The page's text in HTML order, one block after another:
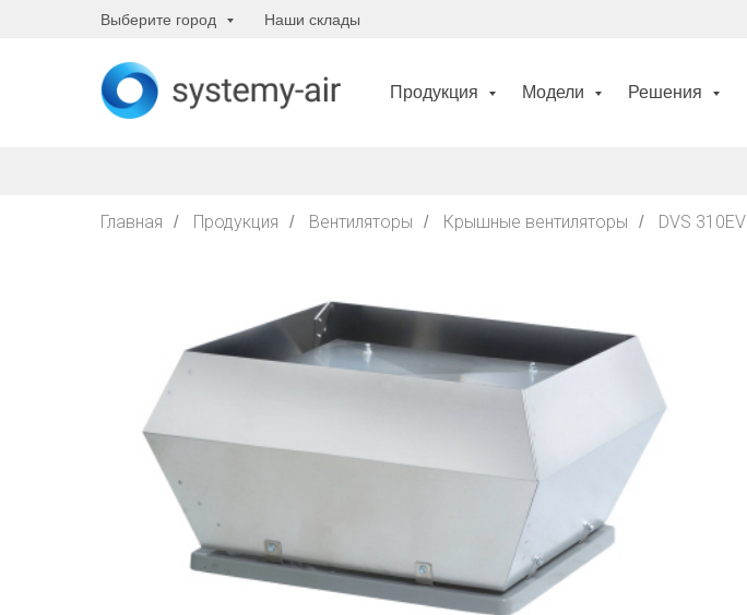
Выберите город Наши склады
Продукция Модели Решения
Главная / Продукция / Вентиляторы / Крышные вентиляторы / DVS 310EV